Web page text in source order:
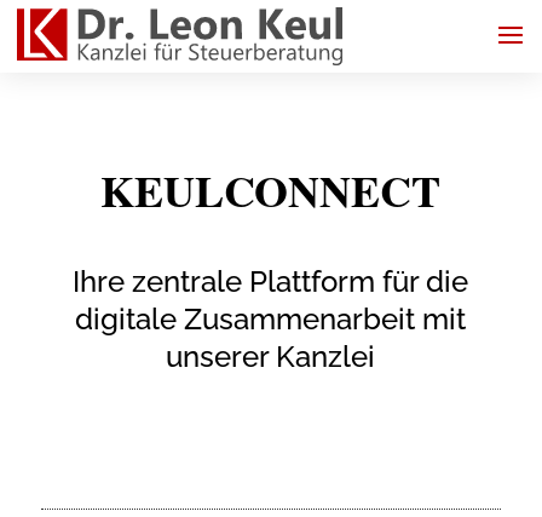
KEULCONNECT
Ihre zentrale Plattform für die
digitale Zusammenarbeit mit
unserer Kanzlei